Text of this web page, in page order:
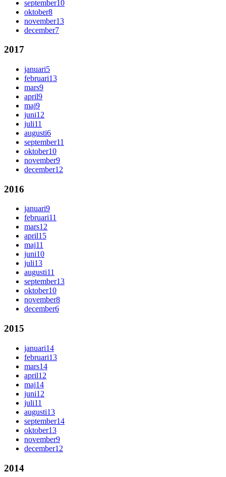
september10
oktober8
november13
december7
2017
januari5
februari13
mars9
april9
maj9
juni12
juli11
augusti6
september11
oktober10
november9
december12
2016
januari9
februari11
mars12
april15
maj11
juni10
juli13
augusti11
september13
oktober10
november8
december6
2015
januari14
februari13
mars14
april12
maj14
juni12
juli11
augusti13
september14
oktober13
november9
december12
2014